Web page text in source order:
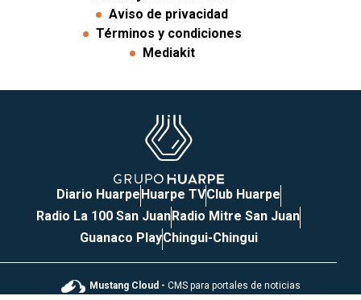
Aviso de privacidad
Términos y condiciones
Mediakit
Diario HuarpeHuarpe TVClub Huarpe
Radio La 100 San JuanRadio Mitre San Juan
Guanaco PlayChingui-Chingui
Mustang Cloud - CMS para portales de noticias